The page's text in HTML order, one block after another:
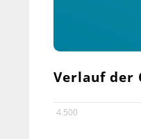
Verlauf der
4.500